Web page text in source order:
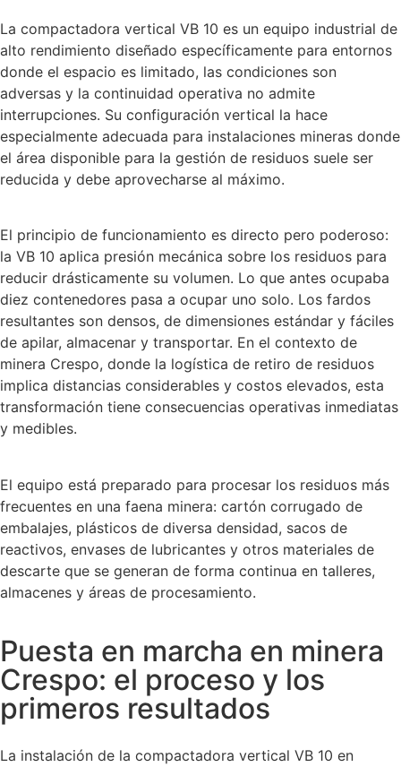
La compactadora vertical VB 10 es un equipo industrial de
alto rendimiento diseñado específicamente para entornos
donde el espacio es limitado, las condiciones son
adversas y la continuidad operativa no admite
interrupciones. Su configuración vertical la hace
especialmente adecuada para instalaciones mineras donde
el área disponible para la gestión de residuos suele ser
reducida y debe aprovecharse al máximo.
El principio de funcionamiento es directo pero poderoso:
la VB 10 aplica presión mecánica sobre los residuos para
reducir drásticamente su volumen. Lo que antes ocupaba
diez contenedores pasa a ocupar uno solo. Los fardos
resultantes son densos, de dimensiones estándar y fáciles
de apilar, almacenar y transportar. En el contexto de
minera Crespo, donde la logística de retiro de residuos
implica distancias considerables y costos elevados, esta
transformación tiene consecuencias operativas inmediatas
y medibles.
El equipo está preparado para procesar los residuos más
frecuentes en una faena minera: cartón corrugado de
embalajes, plásticos de diversa densidad, sacos de
reactivos, envases de lubricantes y otros materiales de
descarte que se generan de forma continua en talleres,
almacenes y áreas de procesamiento.
Puesta en marcha en minera
Crespo: el proceso y los
primeros resultados
La instalación de la compactadora vertical VB 10 en